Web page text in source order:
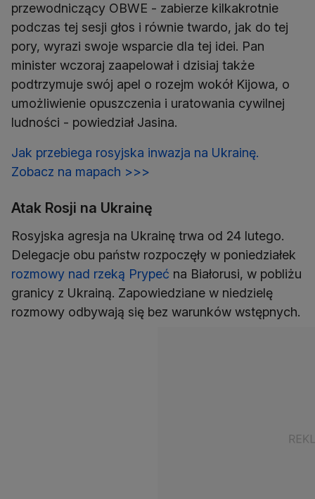
przewodniczący OBWE - zabierze kilkakrotnie
podczas tej sesji głos i równie twardo, jak do tej
pory, wyrazi swoje wsparcie dla tej idei. Pan
minister wczoraj zaapelował i dzisiaj także
podtrzymuje swój apel o rozejm wokół Kijowa, o
umożliwienie opuszczenia i uratowania cywilnej
ludności - powiedział Jasina.
Jak przebiega rosyjska inwazja na Ukrainę.
Zobacz na mapach >>>
Atak Rosji na Ukrainę
Rosyjska agresja na Ukrainę trwa od 24 lutego.
Delegacje obu państw rozpoczęły w poniedziałek
rozmowy nad rzeką Prypeć na Białorusi, w pobliżu
granicy z Ukrainą. Zapowiedziane w niedzielę
rozmowy odbywają się bez warunków wstępnych.